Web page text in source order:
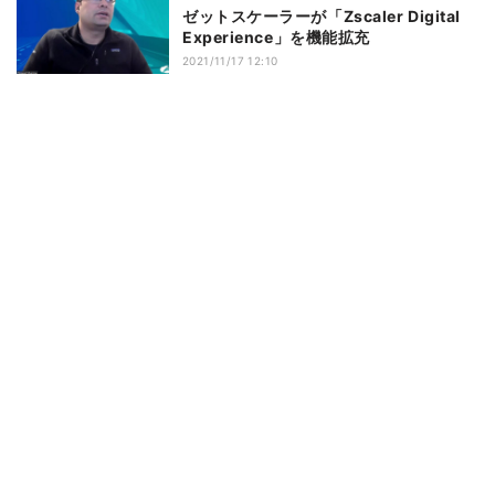
ゼットスケーラーが「Zscaler Digital
Experience」を機能拡充
2021/11/17 12:10